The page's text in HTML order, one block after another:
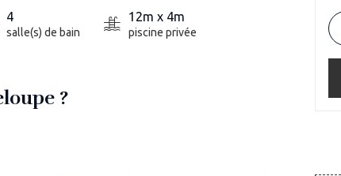
4
salle(s) de bain
12m x 4m
piscine privée
?